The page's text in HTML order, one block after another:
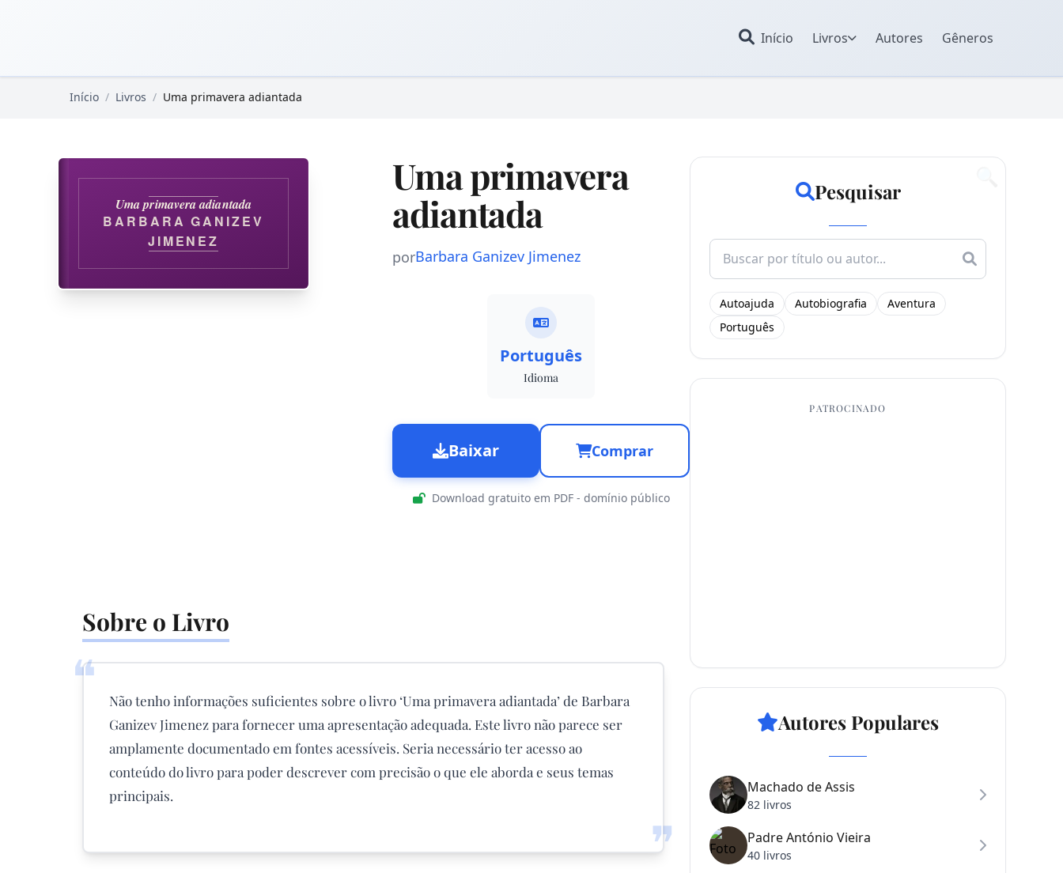
Início Livros Autores Gêneros
Início / Livros / Uma primavera adiantada
Uma primavera adiantada
BARBARA GANIZEV
JIMENEZ
Uma primavera
adiantada
porBarbara Ganizev Jimenez
Português
Idioma
Baixar Comprar
Download gratuito em PDF - domínio público
Sobre o Livro
❝
❞
Não tenho informações suficientes sobre o livro ‘Uma primavera adiantada’ de Barbara
Ganizev Jimenez para fornecer uma apresentação adequada. Este livro não parece ser
amplamente documentado em fontes acessíveis. Seria necessário ter acesso ao
conteúdo do livro para poder descrever com precisão o que ele aborda e seus temas
principais.
Pesquisar
Search
for:
Autoajuda Autobiografia
Aventura
Português
PATROCINADO
Autores Populares
Machado de Assis
82 livros
Padre António Vieira
40 livros